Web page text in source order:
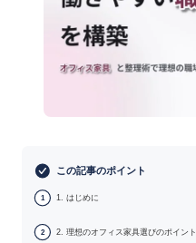
この記事のポイント
1 1. はじめに
2 2. 理想のオフィス家具選びのポイント